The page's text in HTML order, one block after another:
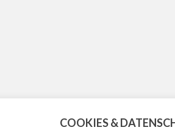
COOKIES &